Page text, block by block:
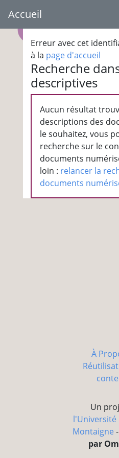
Accueil
Erreur avec cet
à la page d'accueil
Recherche
descriptives
Aucun résultat
descriptions des
le souhaitez, vous
recherche sur le
documents
loin : relancer la
documents
À
Un
l'Université
Montaigne -
par